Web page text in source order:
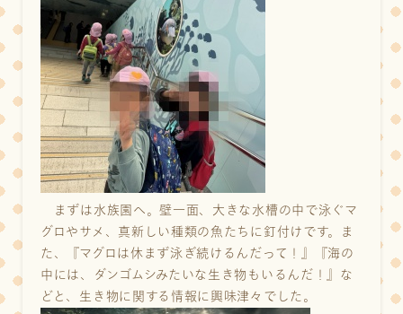
まずは水族園へ。壁一面、大きな水槽の中で泳ぐマ
グロやサメ、真新しい種類の魚たちに釘付けです。ま
た、『マグロは休まず泳ぎ続けるんだって！』『海の
中には、ダンゴムシみたいな生き物もいるんだ！』な
どと、生き物に関する情報に興味津々でした。